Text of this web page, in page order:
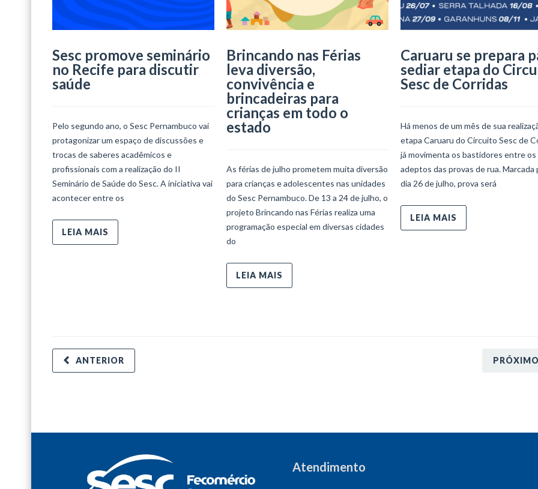
Sesc promove seminário
no Recife para discutir
saúde
Pelo segundo ano, o Sesc Pernambuco vai
protagonizar um espaço de discussões e
trocas de saberes acadêmicos e
profissionais com a realização do II
Seminário de Saúde do Sesc. A iniciativa vai
acontecer entre os
LEIA MAIS
Brincando nas Férias
leva diversão,
convivência e
brincadeiras para
crianças em todo o
estado
As férias de julho prometem muita diversão
para crianças e adolescentes nas unidades
do Sesc Pernambuco. De 13 a 24 de julho, o
projeto Brincando nas Férias realiza uma
programação especial em diversas cidades
do
LEIA MAIS
Caruaru se prepara
sediar etapa do
Sesc de Corridas
Há menos de um mês de sua
etapa Caruaru do Circuito Sesc de
já movimenta os bastidores entre os
adeptos das provas de rua. Marcada
dia 26 de julho, prova será
LEIA MAIS
PRÓXIMO
ANTERIOR
Atendimento